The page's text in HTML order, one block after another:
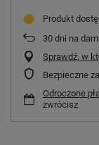
Produkt
30 dni na
Sprawdź, w
Bezpieczne
Odroczone
zwrócisz